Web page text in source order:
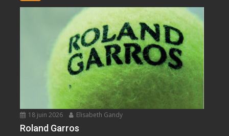
18 juin 2026 Elisabeth Gandy
Roland Garros